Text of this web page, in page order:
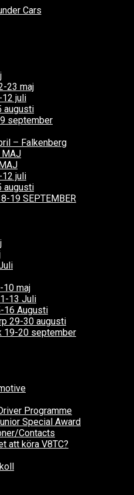
23 maj
juli
augusti
september
– Falkenberg
MAJ
juli
augusti
19 SEPTEMBER
10 maj
13 Juli
16 Augusti
29-30 augusti
19-20 september
Programme
Special Award
Contacts
att köra V8TC?